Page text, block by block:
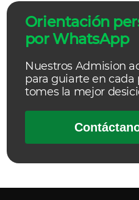
Orientación
por WhatsApp
Nuestros Admision
para guiarte en cada
tomes la mejor